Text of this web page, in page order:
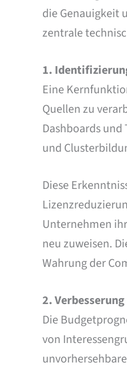
die Genauigkeit
zentrale
1.
Eine
Quellen zu
Dashboards
und
Diese
Unternehmen
neu zuweisen.
Wahrung der
2.
Die
von